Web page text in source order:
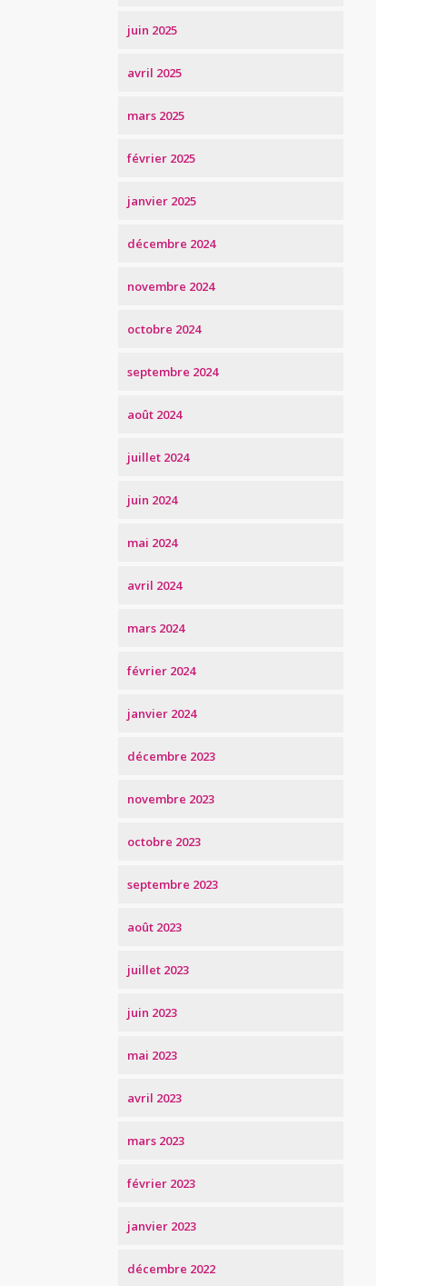
juin 2025
avril 2025
mars 2025
février 2025
janvier 2025
décembre 2024
novembre 2024
octobre 2024
septembre 2024
août 2024
juillet 2024
juin 2024
mai 2024
avril 2024
mars 2024
février 2024
janvier 2024
décembre 2023
novembre 2023
octobre 2023
septembre 2023
août 2023
juillet 2023
juin 2023
mai 2023
avril 2023
mars 2023
février 2023
janvier 2023
décembre 2022